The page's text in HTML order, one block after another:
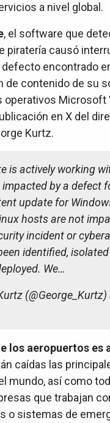
a nivel global.
, el software que
piratería causó
defecto encontrado
de contenido de su
operativos Microsoft
en X del
Kurtz.
is actively working
by a defect
update for
hosts are not
incident or
identified,
We…
(@George_Kurtz)
los aeropuertos es
caídas las
mundo, así como
que trabajan
o sistemas de